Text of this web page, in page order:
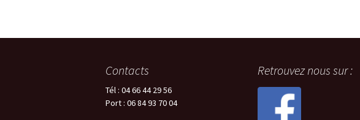
Contacts
Tél : 04 66 44 29 56
Port : 06 84 93 70 04
Retrouvez nous sur :